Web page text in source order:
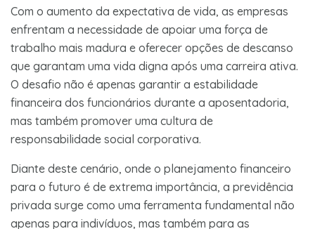
Com o aumento da expectativa de vida, as empresas
enfrentam a necessidade de apoiar uma força de
trabalho mais madura e oferecer opções de descanso
que garantam uma vida digna após uma carreira ativa.
O desafio não é apenas garantir a estabilidade
financeira dos funcionários durante a aposentadoria,
mas também promover uma cultura de
responsabilidade social corporativa.
Diante deste cenário, onde o planejamento financeiro
para o futuro é de extrema importância, a previdência
privada surge como uma ferramenta fundamental não
apenas para indivíduos, mas também para as